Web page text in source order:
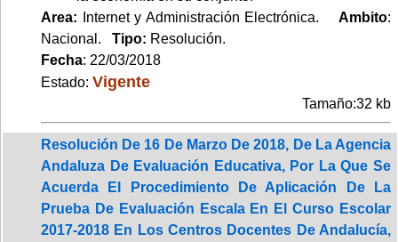
Area: Internet y Administración Electrónica. Ambito:
Nacional. Tipo: Resolución.
Fecha: 22/03/2018
Estado: Vigente
Tamaño:32 kb
Resolución De 16 De Marzo De 2018, De La Agencia
Andaluza De Evaluación Educativa, Por La Que Se
Acuerda El Procedimiento De Aplicación De La
Prueba De Evaluación Escala En El Curso Escolar
2017-2018 En Los Centros Docentes De Andalucía,